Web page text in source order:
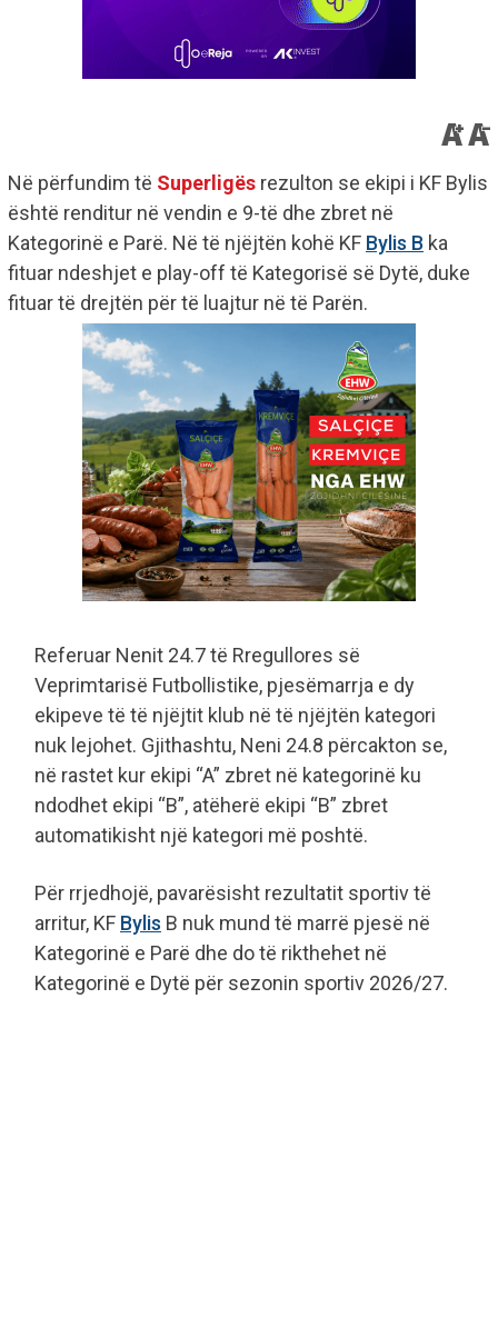
Në përfundim të Superligës rezulton se ekipi i KF Bylis
është renditur në vendin e 9-të dhe zbret në
Kategorinë e Parë. Në të njëjtën kohë KF Bylis B ka
fituar ndeshjet e play-off të Kategorisë së Dytë, duke
fituar të drejtën për të luajtur në të Parën.
Referuar Nenit 24.7 të Rregullores së
Veprimtarisë Futbollistike, pjesëmarrja e dy
ekipeve të të njëjtit klub në të njëjtën kategori
nuk lejohet. Gjithashtu, Neni 24.8 përcakton se,
në rastet kur ekipi “A” zbret në kategorinë ku
ndodhet ekipi “B”, atëherë ekipi “B” zbret
automatikisht një kategori më poshtë.
Për rrjedhojë, pavarësisht rezultatit sportiv të
arritur, KF Bylis B nuk mund të marrë pjesë në
Kategorinë e Parë dhe do të rikthehet në
Kategorinë e Dytë për sezonin sportiv 2026/27.